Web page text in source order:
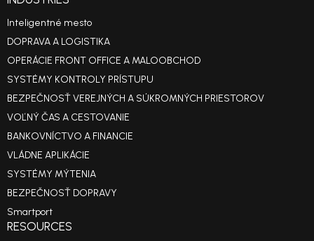
Inteligentné mesto
DOPRAVA A LOGISTIKA
OPERÁCIE FRONT OFFICE A MALOOBCHOD
SYSTÉMY KONTROLY PRÍSTUPU
BEZPEČNOSŤ VEREJNÝCH A SÚKROMNÝCH PRIESTOROV
VOĽNÝ ČAS A CESTOVANIE
BANKOVNÍCTVO A FINANCIE
VLÁDNE APLIKÁCIE
SYSTÉMY MÝTENIA
BEZPEČNOSŤ DOPRAVY
Smartport
RESOURCES